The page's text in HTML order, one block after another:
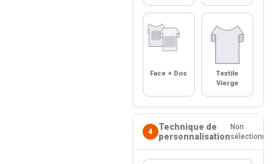
Face + Dos
Textile
Vierge
4
Technique de
personnalisation
Non
sélectionné